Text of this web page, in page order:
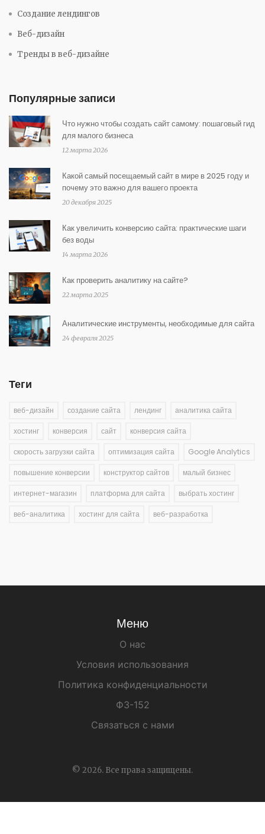
Создание лендингов
Веб-дизайн
Тренды в веб-дизайне
Популярные записи
Что нужно чтобы создать сайт самому: пошаговый гид
для малого бизнеса
12 марта 2026
Какой самый посещаемый сайт в мире в 2025 году и
почему это важно для вашего проекта
20 декабря 2025
Как увеличить конверсию сайта: практические шаги
без воды
14 марта 2026
Как проверить аналитику на сайте?
22 марта 2025
Аналитические инструменты, необходимые для сайта
24 февраля 2025
Теги
веб-дизайн создание сайта лендинг аналитика сайта
хостинг конверсия сайт конверсия сайта
скорость загрузки сайта оптимизация сайта Google Analytics
повышение конверсии конструктор сайтов малый бизнес
интернет-магазин платформа для сайта выбрать хостинг
веб-аналитика хостинг для сайта веб-разработка
Меню
О нас
Условия использования
Политика конфиденциальности
ФЗ-152
Связаться с нами
© 2026. Все права защищены.